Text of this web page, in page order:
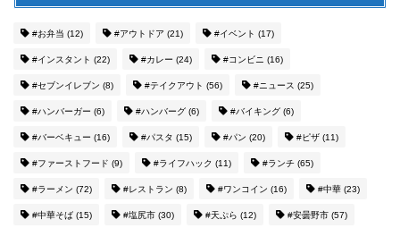
#お弁当 (12) #アウトドア (21) #イベント (17)
#インスタント (22) #カレー (24) #コンビニ (16)
#セブンイレブン (8) #テイクアウト (56) #ニュース (25)
#ハンバーガー (6) #ハンバーグ (6) #バイキング (6)
#バーベキュー (16) #パスタ (15) #パン (20) #ピザ (11)
#ファーストフード (9) #ライフハック (11) #ランチ (65)
#ラーメン (72) #レストラン (8) #ワンコイン (16) #中華 (23)
#中華そば (15) #塩尻市 (30) #天ぷら (12) #安曇野市 (57)